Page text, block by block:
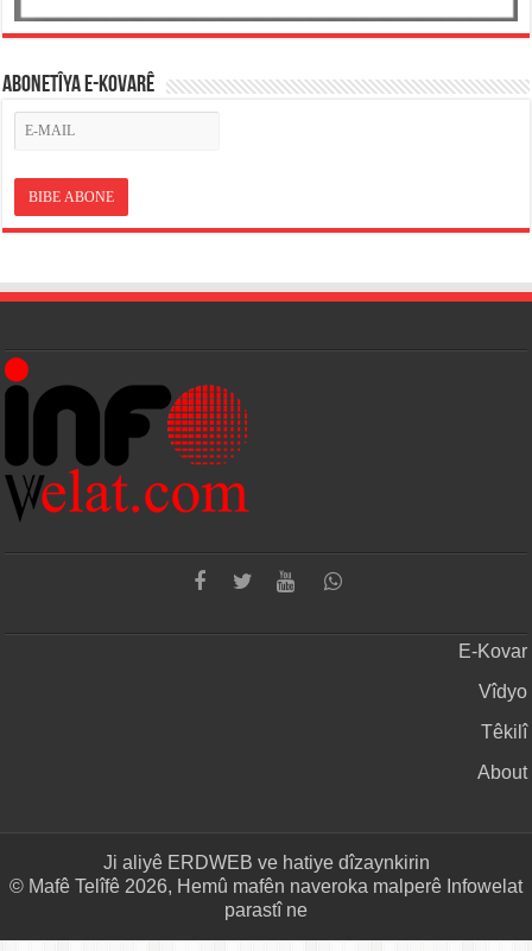
ABONETÎYA E-KOVARÊ
E-Kovar
Vîdyo
Têkilî
About
Ji aliyê ERDWEB ve hatiye dîzaynkirin
© Mafê Telîfê 2026, Hemû mafên naveroka malperê Infowelat
parastî ne